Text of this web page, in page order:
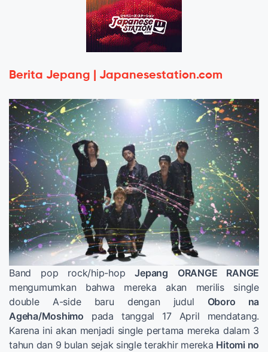
Berita Jepang | Japanesestation.com
Band pop rock/hip-hopJepang
ORANGE RANGE
mengumumkan bahwa mereka akan merilis single
double A-side baru dengan judul Oboro na
Ageha/Moshimo pada tanggal 17 April mendatang.
Karena ini akan menjadi single pertama mereka dalam 3
tahun dan 9 bulan sejak single terakhir mereka Hitomi no